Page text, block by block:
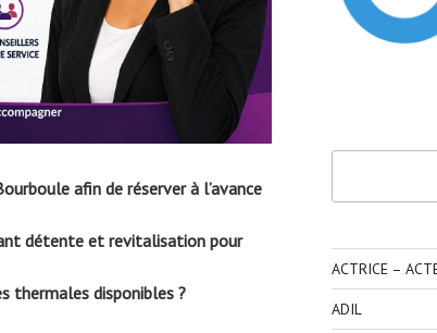
afin de réserver à l’avance
détente et revitalisation pour
thermales disponibles ?
ACTRICE –
ADIL